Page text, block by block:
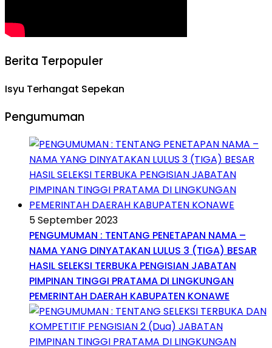
Berita Terpopuler
Isyu Terhangat Sepekan
Pengumuman
5 September 2023
PENGUMUMAN : TENTANG PENETAPAN NAMA –
NAMA YANG DINYATAKAN LULUS 3 (TIGA) BESAR
HASIL SELEKSI TERBUKA PENGISIAN JABATAN
PIMPINAN TINGGI PRATAMA DI LINGKUNGAN
PEMERINTAH DAERAH KABUPATEN KONAWE